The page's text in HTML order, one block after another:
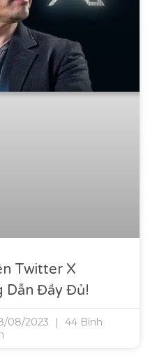
Twitter X
Dẫn Đầy Đủ!
08/2023
44 Bình